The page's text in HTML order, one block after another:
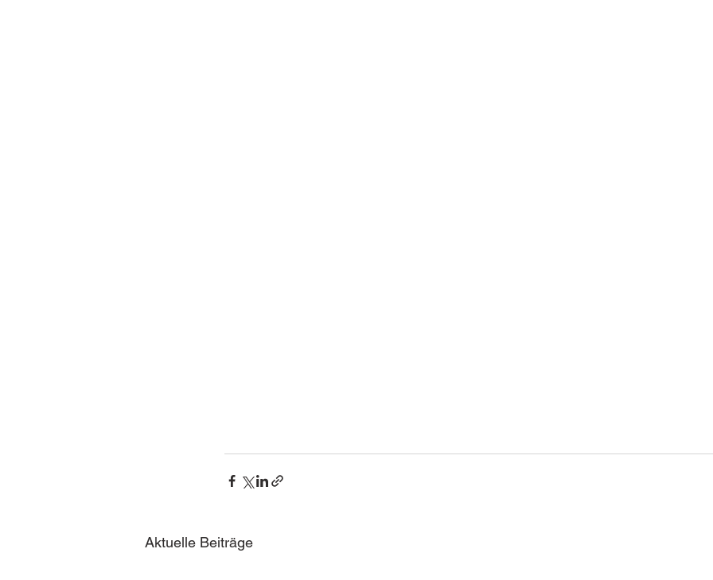
Aktuelle Beiträge